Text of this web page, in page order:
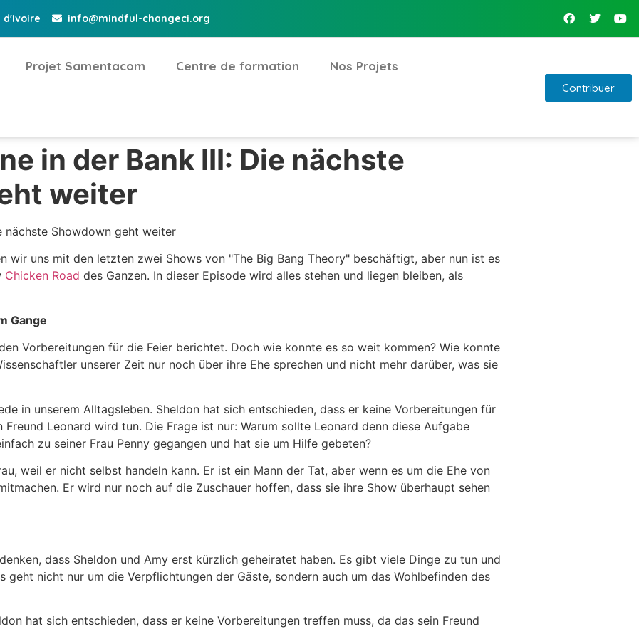
d'Ivoire info@mindful-changeci.org
Projet Samentacom Centre de formation Nos Projets
Contribuer
in der Bank III: Die nächste
weiter
nächste Showdown geht weiter
wir uns mit den letzten zwei Shows von "The Big Bang Theory" beschäftigt, aber nun ist es
Chicken Road des Ganzen. In dieser Episode wird alles stehen und liegen bleiben, als
Gange
Vorbereitungen für die Feier berichtet. Doch wie konnte es so weit kommen? Wie konnte
unserer Zeit nur noch über ihre Ehe sprechen und nicht mehr darüber, was sie
in unserem Alltagsleben. Sheldon hat sich entschieden, dass er keine Vorbereitungen für
Leonard wird tun. Die Frage ist nur: Warum sollte Leonard denn diese Aufgabe
zu seiner Frau Penny gegangen und hat sie um Hilfe gebeten?
weil er nicht selbst handeln kann. Er ist ein Mann der Tat, aber wenn es um die Ehe von
Er wird nur noch auf die Zuschauer hoffen, dass sie ihre Show überhaupt sehen
dass Sheldon und Amy erst kürzlich geheiratet haben. Es gibt viele Dinge zu tun und
geht nicht nur um die Verpflichtungen der Gäste, sondern auch um das Wohlbefinden des
hat sich entschieden, dass er keine Vorbereitungen treffen muss, da das sein Freund